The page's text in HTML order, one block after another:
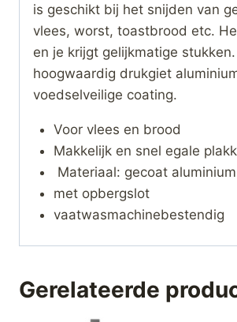
is geschikt bij het snijden van
vlees, worst, toastbrood etc.
en je krijgt gelijkmatige
hoogwaardig drukgiet
voedselveilige coating.
Voor vlees en brood
Makkelijk en snel egale
Materiaal: gecoat aluminium
met opbergslot
vaatwasmachinebestendig
Gerelateerde